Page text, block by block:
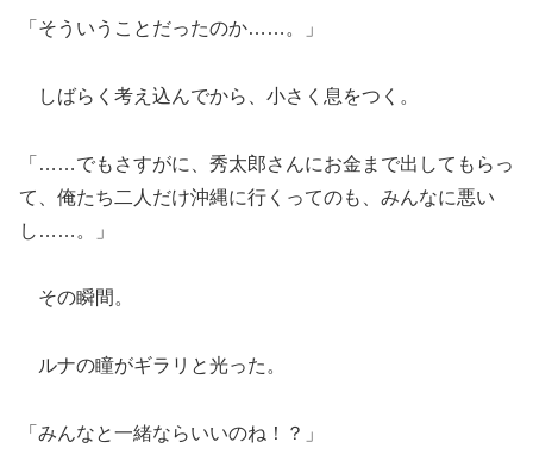
「そういうことだったのか……。」
しばらく考え込んでから、小さく息をつく。
「……でもさすがに、秀太郎さんにお金まで出してもらっ
て、俺たち二人だけ沖縄に行くってのも、みんなに悪い
し……。」
その瞬間。
ルナの瞳がギラリと光った。
「みんなと一緒ならいいのね！？」